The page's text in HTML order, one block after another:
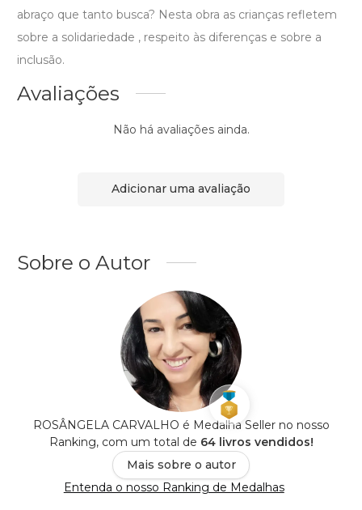
abraço que tanto busca? Nesta obra as crianças refletem
sobre a solidariedade , respeito às diferenças e sobre a
inclusão.
Avaliações
Não há avaliações ainda.
Adicionar uma avaliação
Sobre o Autor
ROSÂNGELA CARVALHO é Medalha Seller no nosso
Ranking, com um total de 64 livros vendidos!
Mais sobre o autor
Entenda o nosso Ranking de Medalhas